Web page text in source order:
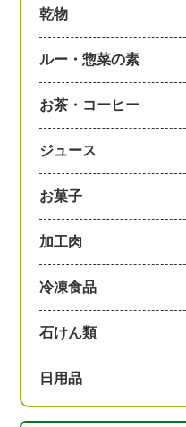
乾物
ルー・惣菜の素
お茶・コーヒー
ジュース
お菓子
加工肉
冷凍食品
石けん類
日用品